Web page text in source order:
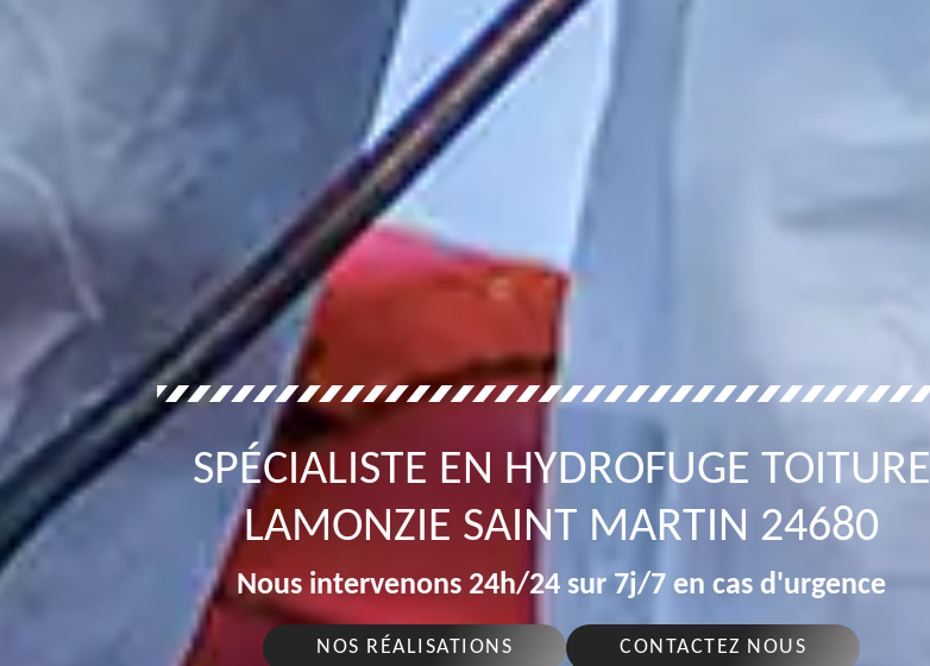
SPÉCIALISTE EN HYDROFUGE TOITURE
LAMONZIE SAINT MARTIN 24680
Nous intervenons 24h/24 sur 7j/7 en cas d'urgence
NOS RÉALISATIONS CONTACTEZ NOUS